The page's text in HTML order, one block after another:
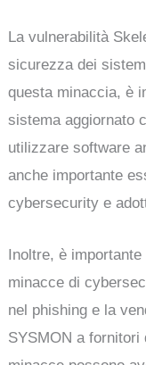
La vulnerabilità
sicurezza dei
questa minaccia, è
sistema aggiornato
utilizzare software
anche importante
cybersecurity e
Inoltre, è
minacce di
nel phishing e la
SYSMON a